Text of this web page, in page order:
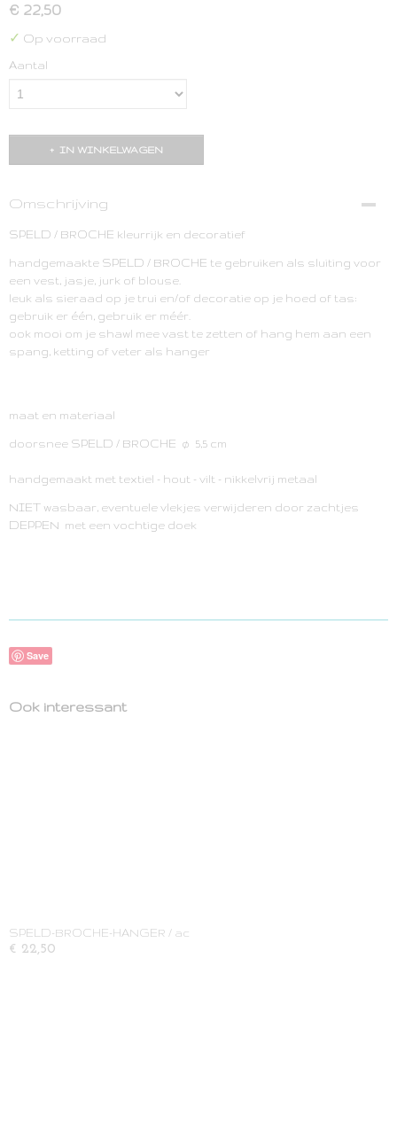
€ 22,50
✓ Op voorraad
Aantal
IN WINKELWAGEN
Omschrijving
SPELD / BROCHE kleurrijk en decoratief
handgemaakte SPELD / BROCHE te gebruiken als sluiting voor
een vest, jasje, jurk of blouse.
leuk als sieraad op je trui en/of decoratie op je hoed of tas:
gebruik er één, gebruik er méér.
ook mooi om je shawl mee vast te zetten of hang hem aan een
spang, ketting of veter als hanger
maat en materiaal
doorsnee SPELD / BROCHE ø 5,5 cm
handgemaakt met textiel - hout - vilt - nikkelvrij metaal
NIET wasbaar, eventuele vlekjes verwijderen door zachtjes
DEPPEN met een vochtige doek
Save
Ook interessant
SPELD-BROCHE-HANGER / ac
€ 22,50